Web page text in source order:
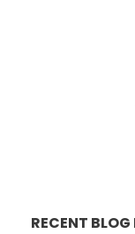
RECENT BLOG